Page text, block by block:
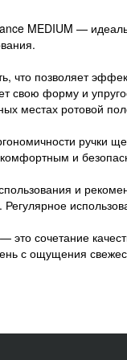
MEDIUM —
что позволяет
свою форму и
местах ротовой
ручки
и
и
это сочетание
с ощущения